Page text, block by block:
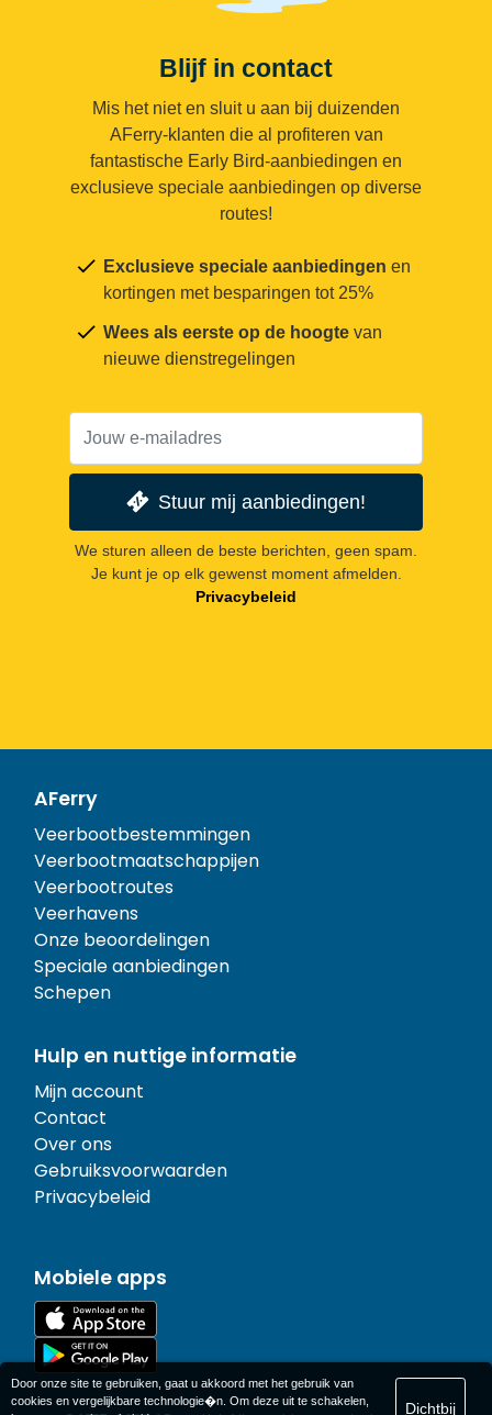
Blijf in contact
Mis het niet en sluit u aan bij duizenden
AFerry-klanten die al profiteren van
fantastische Early Bird-aanbiedingen en
exclusieve speciale aanbiedingen op diverse
routes!
Exclusieve speciale aanbiedingen en
kortingen met besparingen tot 25%
Wees als eerste op de hoogte van
nieuwe dienstregelingen
Stuur mij aanbiedingen!
We sturen alleen de beste berichten, geen spam.
Je kunt je op elk gewenst moment afmelden.
Privacybeleid
AFerry
Veerbootbestemmingen
Veerbootmaatschappijen
Veerbootroutes
Veerhavens
Onze beoordelingen
Speciale aanbiedingen
Schepen
Hulp en nuttige informatie
Mijn account
Contact
Over ons
Gebruiksvoorwaarden
Privacybeleid
Mobiele apps
Door onze site te gebruiken, gaat u akkoord met het gebruik van
cookies en vergelijkbare technologie�n. Om deze uit te schakelen,
Dichtbij